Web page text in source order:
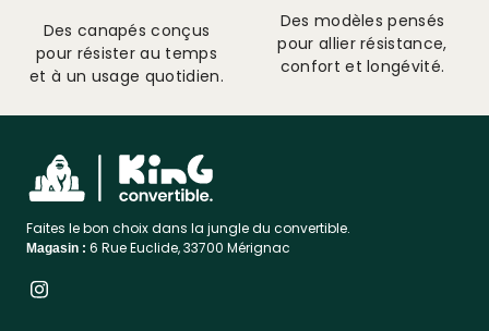
Des canapés conçus
pour résister au temps
et à un usage quotidien.
Des modèles pensés
pour allier résistance,
confort et longévité.
Faites le bon choix dans la jungle du convertible.
Magasin : 6 Rue Euclide, 33700 Mérignac